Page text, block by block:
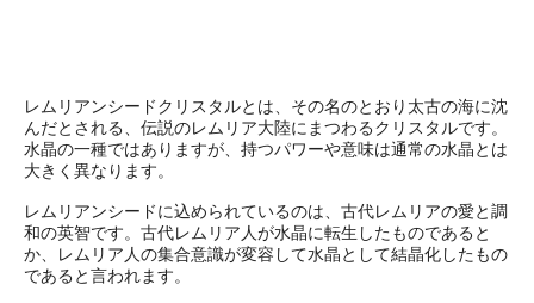
レムリアンシードクリスタルとは、その名のとおり太古の海に沈
んだとされる、伝説のレムリア大陸にまつわるクリスタルです。
水晶の一種ではありますが、持つパワーや意味は通常の水晶とは
大きく異なります。
レムリアンシードに込められているのは、古代レムリアの愛と調
和の英智です。古代レムリア人が水晶に転生したものであると
か、レムリア人の集合意識が変容して水晶として結晶化したもの
であると言われます。